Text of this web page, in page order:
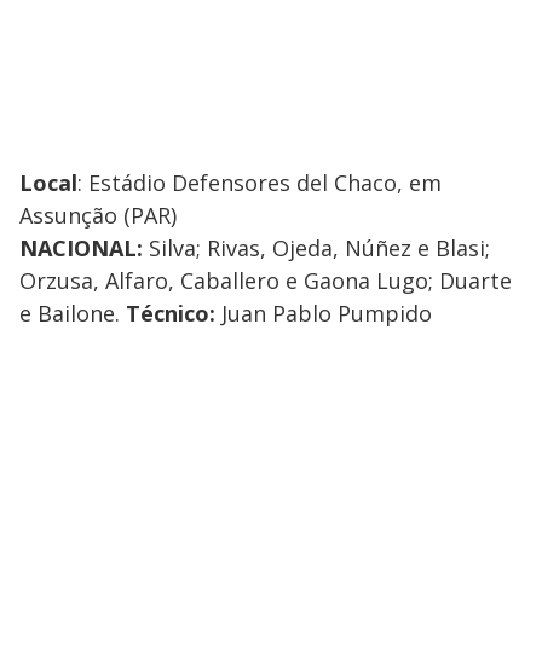
Local: Estádio Defensores del Chaco, em
Assunção (PAR)
NACIONAL: Silva; Rivas, Ojeda, Núñez e Blasi;
Orzusa, Alfaro, Caballero e Gaona Lugo; Duarte
e Bailone. Técnico: Juan Pablo Pumpido